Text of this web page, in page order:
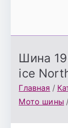
Шина
ice
Главная
Мото шины